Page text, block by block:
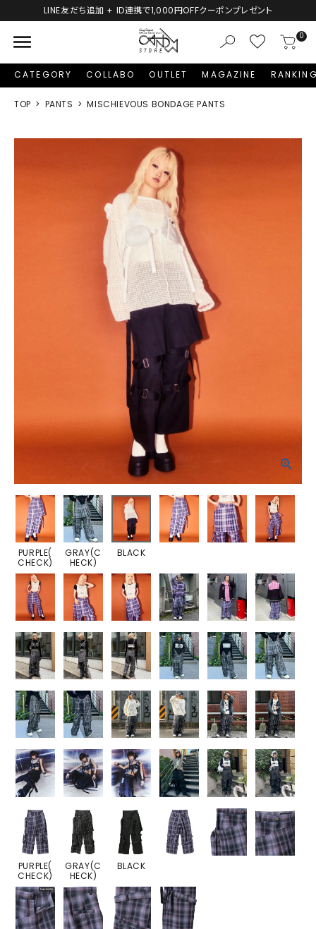
LINE友だち追加 + ID連携で1,000円OFFクーポンプレゼント
menu 0
CATEGORY COLLABO OUTLET MAGAZINE
TOP PANTS MISCHIEVOUS BONDAGE PANTS
PURPLE(
CHECK)
GRAY(C
HECK)
BLACK
PURPLE(
CHECK)
GRAY(C
HECK)
BLACK